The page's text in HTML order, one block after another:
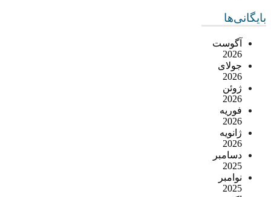
بایگانی‌ها
آگوست
2026
جولای
2026
ژوئن
2026
فوریه
2026
ژانویه
2026
دسامبر
2025
نوامبر
2025